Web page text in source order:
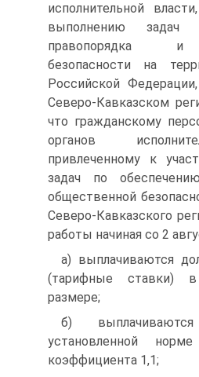
исполнительной
выполнению задач
правопорядка и
безопасности на
Российской
Северо-Кавказском
что гражданскому
органов
привлеченному к
задач по
общественной
Северо-Кавказского
работы начиная со 2
а) выплачиваются
(тарифные ставки) в
размере;
б)
установленной
коэффициента 1,1;